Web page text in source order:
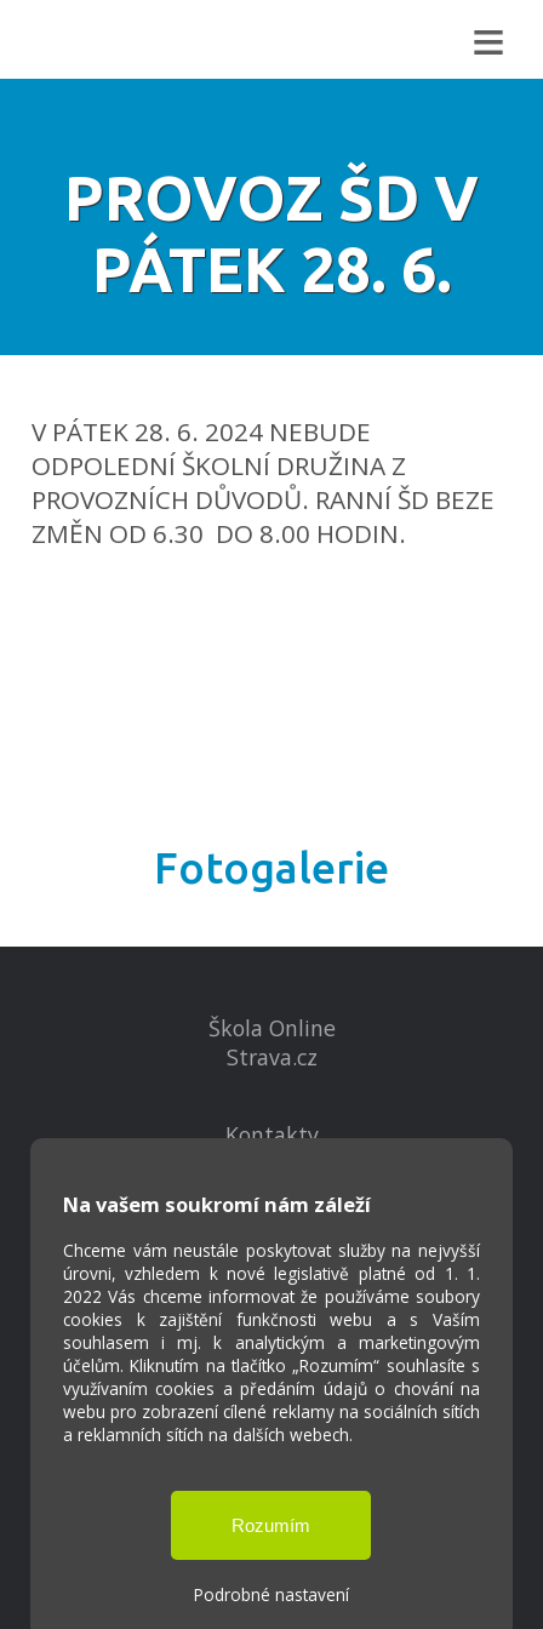
≡
PROVOZ ŠD V
PÁTEK 28. 6.
V PÁTEK 28. 6. 2024 NEBUDE
ODPOLEDNÍ ŠKOLNÍ DRUŽINA Z
PROVOZNÍCH DŮVODŮ. RANNÍ ŠD BEZE
ZMĚN OD 6.30 DO 8.00 HODIN.
Fotogalerie
Na vašem soukromí nám záleží
Chceme vám neustále poskytovat služby na nejvyšší
úrovni, vzhledem k nové legislativě platné od 1. 1.
2022 Vás chceme informovat že používáme soubory
cookies k zajištění funkčnosti webu a s Vaším
souhlasem i mj. k analytickým a marketingovým
účelům. Kliknutím na tlačítko „Rozumím“ souhlasíte s
využívaním cookies a předáním údajů o chování na
webu pro zobrazení cílené reklamy na sociálních sítích
a reklamních sítích na dalších webech.
Podrobné nastavení
Škola Online
Strava.cz
Kontakty
Virtuální prohlídka
Cookies
Přístupnost
Přihlášení
Základní škola a Mateřská škola Ostrožská
Lhota
Tvorba webových stránek weboa.cz